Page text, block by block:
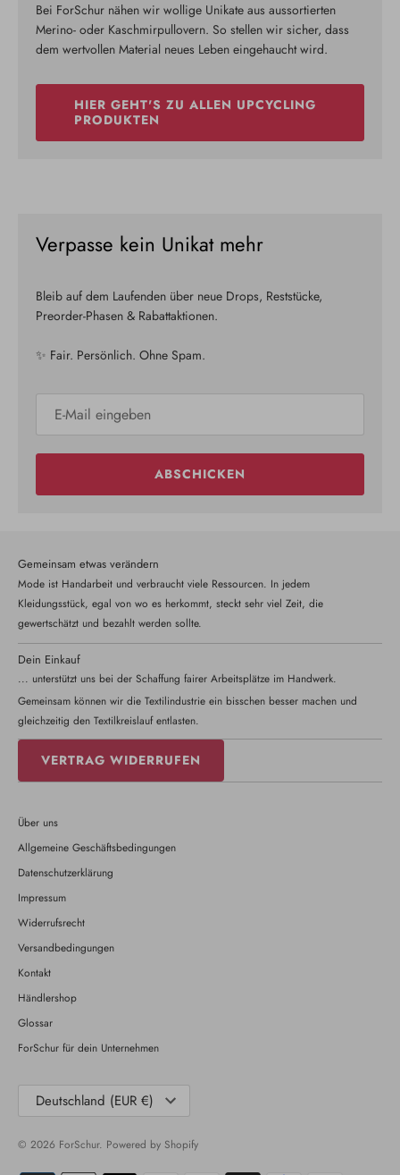
Bei ForSchur nähen wir wollige Unikate aus aussortierten
Merino- oder Kaschmirpullovern. So stellen wir sicher, dass
dem wertvollen Material neues Leben eingehaucht wird.
HIER GEHT'S ZU ALLEN UPCYCLING
PRODUKTEN
Verpasse kein Unikat mehr
Bleib auf dem Laufenden über neue Drops, Reststücke,
Preorder-Phasen & Rabattaktionen.
✨ Fair. Persönlich. Ohne Spam.
ABSCHICKEN
Gemeinsam etwas verändern
Mode ist Handarbeit und verbraucht viele Ressourcen. In jedem
Kleidungsstück, egal von wo es herkommt, steckt sehr viel Zeit, die
gewertschätzt und bezahlt werden sollte.
Dein Einkauf
... unterstützt uns bei der Schaffung fairer Arbeitsplätze im Handwerk.
Gemeinsam können wir die Textilindustrie ein bisschen besser machen und
gleichzeitig den Textilkreislauf entlasten.
VERTRAG WIDERRUFEN
Über uns
Allgemeine Geschäftsbedingungen
Datenschutzerklärung
Impressum
Widerrufsrecht
Versandbedingungen
Kontakt
Händlershop
Glossar
ForSchur für dein Unternehmen
WährungDeutschland (EUR €)
© 2026 ForSchur. Powered by Shopify